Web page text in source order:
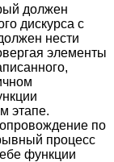
должен
дискурса с
нести
элементы
этапе.
по
процесс
функции